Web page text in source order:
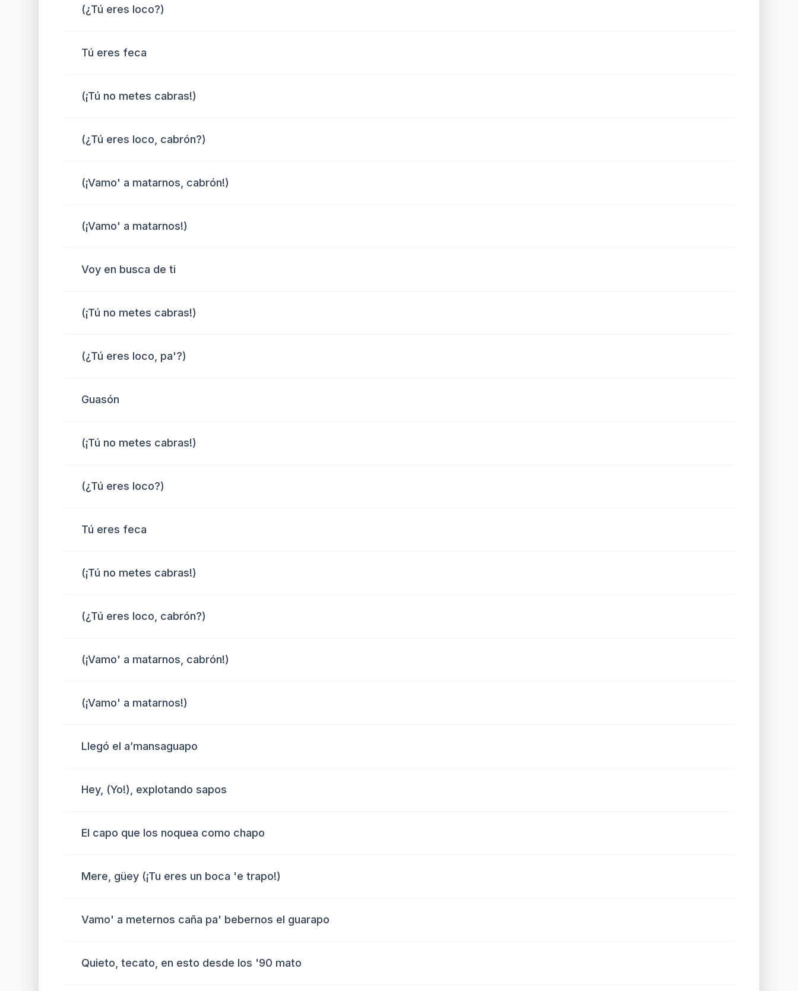
(¿Tú eres loco?)
Tú eres feca
(¡Tú no metes cabras!)
(¿Tú eres loco, cabrón?)
(¡Vamo' a matarnos, cabrón!)
(¡Vamo' a matarnos!)
Voy en busca de ti
(¡Tú no metes cabras!)
(¿Tú eres loco, pa'?)
Guasón
(¡Tú no metes cabras!)
(¿Tú eres loco?)
Tú eres feca
(¡Tú no metes cabras!)
(¿Tú eres loco, cabrón?)
(¡Vamo' a matarnos, cabrón!)
(¡Vamo' a matarnos!)
Llegó el a’mansaguapo
Hey, (Yo!), explotando sapos
El capo que los noquea como chapo
Mere, güey (¡Tu eres un boca 'e trapo!)
Vamo' a meternos caña pa' bebernos el guarapo
Quieto, tecato, en esto desde los '90 mato